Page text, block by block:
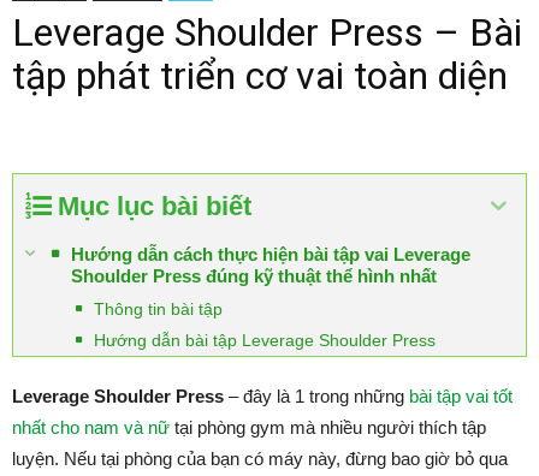
Leverage Shoulder Press – Bài
tập phát triển cơ vai toàn diện
Mục lục bài biết
Hướng dẫn cách thực hiện bài tập vai Leverage
Shoulder Press đúng kỹ thuật thể hình nhất
Thông tin bài tập
Hướng dẫn bài tập Leverage Shoulder Press
Leverage Shoulder Press – đây là 1 trong những bài tập vai tốt
nhất cho nam và nữ tại phòng gym mà nhiều người thích tập
luyện. Nếu tại phòng của bạn có máy này, đừng bao giờ bỏ qua